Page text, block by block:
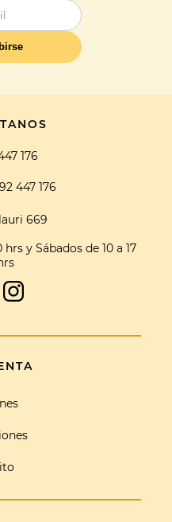
176
447 176
669
y Sábados de 10 a 17